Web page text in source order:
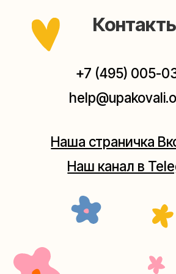
(как пройти)
Москва, ул.Таганская, дом 25-27
(как пройти)
Мастерская на Плющихе
Мастерская на Таганке
+7 (980) 495-03-13
+7 (980) 156-03-13